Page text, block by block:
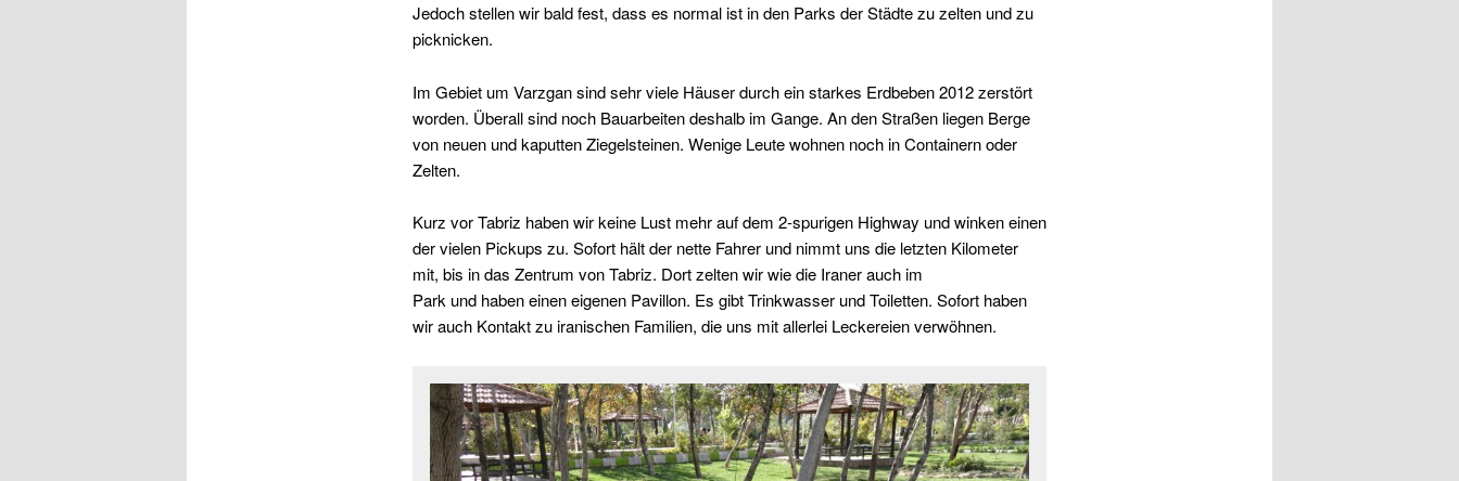
Jedoch stellen wir bald fest, dass es normal ist in den Parks der Städte zu zelten und zu
picknicken.
Im Gebiet um Varzgan sind sehr viele Häuser durch ein starkes Erdbeben 2012 zerstört
worden. Überall sind noch Bauarbeiten deshalb im Gange. An den Straßen liegen Berge
von neuen und kaputten Ziegelsteinen. Wenige Leute wohnen noch in Containern oder
Zelten.
Kurz vor Tabriz haben wir keine Lust mehr auf dem 2-spurigen Highway und winken einen
der vielen Pickups zu. Sofort hält der nette Fahrer und nimmt uns die letzten Kilometer
mit, bis in das Zentrum von Tabriz. Dort zelten wir wie die Iraner auch im
Park und haben einen eigenen Pavillon. Es gibt Trinkwasser und Toiletten. Sofort haben
wir auch Kontakt zu iranischen Familien, die uns mit allerlei Leckereien verwöhnen.